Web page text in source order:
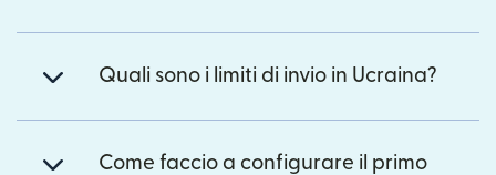
Quali sono i limiti di invio in Ucraina?
Come faccio a configurare il primo